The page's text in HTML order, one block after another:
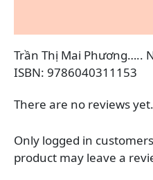
Trần Thị Mai Phương…..
ISBN: 9786040311153
There are no reviews yet.
Only logged in
product may leave a